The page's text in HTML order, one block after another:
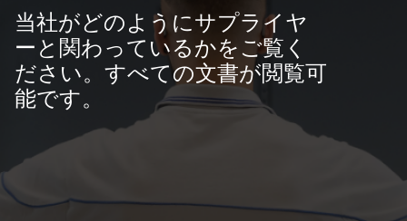
当社がどのようにサプライヤ
ーと関わっているかをご覧く
ださい。すべての文書が閲覧可
能です。